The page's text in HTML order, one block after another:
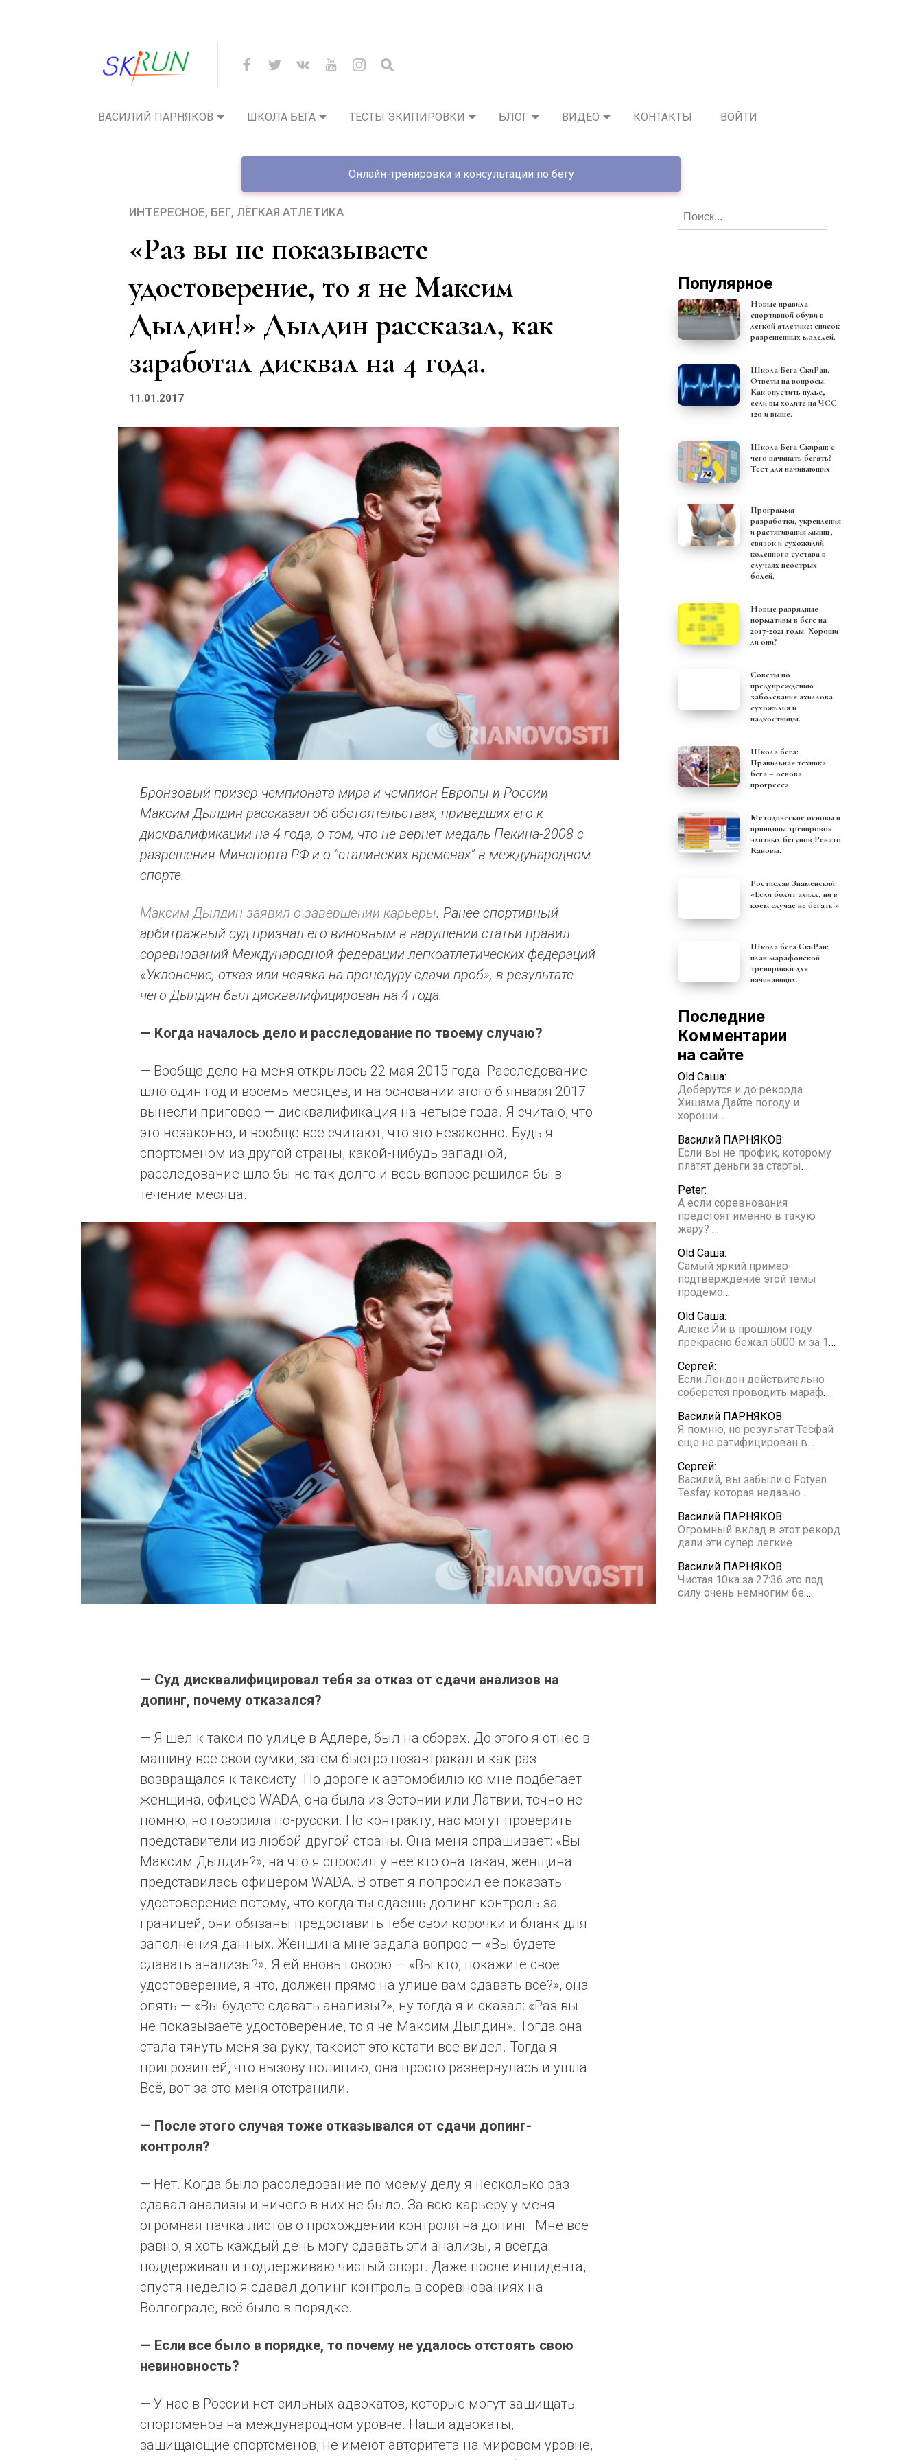
ВАСИЛИЙ ПАРНЯКОВ ШКОЛА БЕГА ТЕСТЫ ЭКИПИРОВКИ БЛОГ ВИДЕО КОНТАКТЫ ВОЙТИ
Онлайн-тренировки и консультации по бегу
ИНТЕРЕСНОЕ БЕГ ЛЁГКАЯ АТЛЕТИКА
«Раз вы не показываете
удостоверение, то я не Максим
Дылдин!» Дылдин рассказал, как
заработал дисквал на 4 года.
11.01.2017
Бронзовый призер чемпионата мира и чемпион Европы и России
Максим Дылдин рассказал об обстоятельствах, приведших его к
дисквалификации на 4 года, о том, что не вернет медаль Пекина-2008 с
разрешения Минспорта РФ и о "сталинских временах" в международном
спорте.
Максим Дылдин заявил о завершении карьеры. Ранее спортивный
арбитражный суд признал его виновным в нарушении статьи правил
соревнований Международной федерации легкоатлетических федераций
«Уклонение, отказ или неявка на процедуру сдачи проб», в результате
чего Дылдин был дисквалифицирован на 4 года.
— Когда началось дело и расследование по твоему случаю?
— Вообще дело на меня открылось 22 мая 2015 года. Расследование
шло один год и восемь месяцев, и на основании этого 6 января 2017
вынесли приговор — дисквалификация на четыре года. Я считаю, что
это незаконно, и вообще все считают, что это незаконно. Будь я
спортсменом из другой страны, какой-нибудь западной,
расследование шло бы не так долго и весь вопрос решился бы в
течение месяца.
— Суд дисквалифицировал тебя за отказ от сдачи анализов на
допинг, почему отказался?
— Я шел к такси по улице в Адлере, был на сборах. До этого я отнес в
машину все свои сумки, затем быстро позавтракал и как раз
возвращался к таксисту. По дороге к автомобилю ко мне подбегает
женщина, офицер WADA, она была из Эстонии или Латвии, точно не
помню, но говорила по-русски. По контракту, нас могут проверить
представители из любой другой страны. Она меня спрашивает: «Вы
Максим Дылдин?», на что я спросил у нее кто она такая, женщина
представилась офицером WADA. В ответ я попросил ее показать
удостоверение потому, что когда ты сдаешь допинг контроль за
границей, они обязаны предоставить тебе свои корочки и бланк для
заполнения данных. Женщина мне задала вопрос — «Вы будете
сдавать анализы?». Я ей вновь говорю — «Вы кто, покажите свое
удостоверение, я что, должен прямо на улице вам сдавать все?», она
опять — «Вы будете сдавать анализы?», ну тогда я и сказал: «Раз вы
не показываете удостоверение, то я не Максим Дылдин». Тогда она
стала тянуть меня за руку, таксист это кстати все видел. Тогда я
пригрозил ей, что вызову полицию, она просто развернулась и ушла.
Всё, вот за это меня отстранили.
— После этого случая тоже отказывался от сдачи допинг-
контроля?
— Нет. Когда было расследование по моему делу я несколько раз
сдавал анализы и ничего в них не было. За всю карьеру у меня
огромная пачка листов о прохождении контроля на допинг. Мне всё
равно, я хоть каждый день могу сдавать эти анализы, я всегда
поддерживал и поддерживаю чистый спорт. Даже после инцидента,
спустя неделю я сдавал допинг контроль в соревнованиях на
Волгограде, всё было в порядке.
— Если все было в порядке, то почему не удалось отстоять свою
невиновность?
— У нас в России нет сильных адвокатов, которые могут защищать
спортсменов на международном уровне. Наши адвокаты,
защищающие спортсменов, не имеют авторитета на мировом уровне,
Популярное
Новые правила
спортивной обуви в
легкой атлетике: список
разрешенных моделей.
Школа Бега СкиРан.
Ответы на вопросы.
Как опустить пульс,
если вы ходите на ЧСС
120 и выше.
Школа Бега Скиран: с
чего начинать бегать?
Тест для начинающих.
Программа
разработки, укрепления
и растягивания мышц,
связок и сухожилий
коленного сустава в
случаях неострых
болей.
Новые разрядные
нормативы в беге на
2017-2021 годы. Хороши
ли они?
Советы по
предупреждению
заболевания ахиллова
сухожилия и
надкостницы.
Школа бега:
Правильная техника
бега – основа
прогресса.
Методические основы и
принципы тренировок
элитных бегунов Ренато
Кановы.
Ростислав Знаменский:
«Если болит ахилл, ни в
коем случае не бегать!»
Школа бега СкиРан:
план марафонской
тренировки для
начинающих.
Последние
Комментарии
на сайте
Old Саша:
Доберутся и до рекорда
Хишама.Дайте погоду и
хороши…
Василий ПАРНЯКОВ:
Если вы не профик, которому
платят деньги за старты…
Peter:
А если соревнования
предстоят именно в такую
жару? …
Old Саша:
Самый яркий пример-
подтверждение этой темы
продемо…
Old Саша:
Алекс Йи в прошлом году
прекрасно бежал 5000 м за 1…
Сергей:
Если Лондон действительно
соберется проводить мараф…
Василий ПАРНЯКОВ:
Я помню, но результат Тесфай
еще не ратифицирован в…
Сергей:
Василий, вы забыли о Fotyen
Tesfay которая недавно …
Василий ПАРНЯКОВ:
Огромный вклад в этот рекорд
дали эти супер легкие …
Василий ПАРНЯКОВ:
Чистая 10ка за 27:36 это под
силу очень немногим бе…